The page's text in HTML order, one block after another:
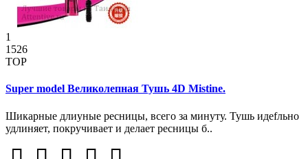
1
1526
TOP
Super model Великолепная Тушь 4D Mistine.
Шикарные длиyные ресницы, всего за минуту. Тушь идеfльно
удлиняет, покручивает и делает ресницы б..